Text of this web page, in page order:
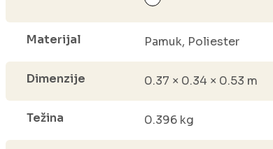
Materijal Pamuk, Poliester
Dimenzije 0.37 × 0.34 × 0.53 m
Težina 0.396 kg